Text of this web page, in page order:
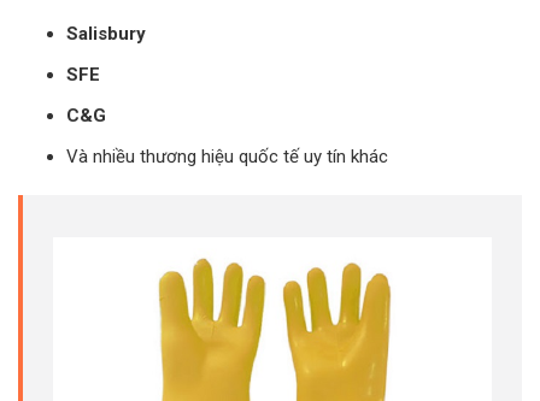
Salisbury
SFE
C&G
Và nhiều thương hiệu quốc tế uy tín khác